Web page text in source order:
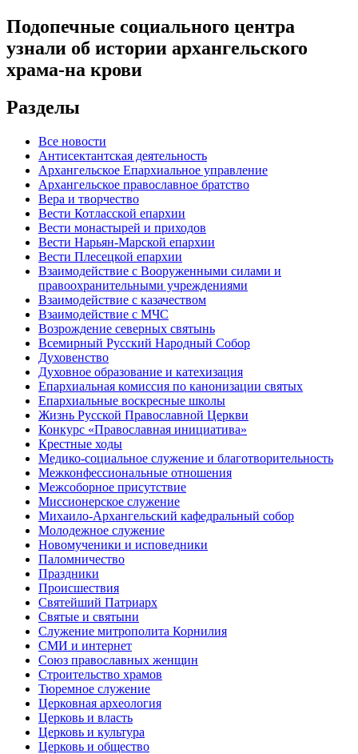
Подопечные социального центра
узнали об истории архангельского
храма-на крови
Разделы
Все новости
Антисектантская деятельность
Архангельское Епархиальное управление
Архангельское православное братство
Вера и творчество
Вести Котласской епархии
Вести монастырей и приходов
Вести Нарьян-Марской епархии
Вести Плесецкой епархии
Взаимодействие с Вооруженными силами и
правоохранительными учреждениями
Взаимодействие с казачеством
Взаимодействие с МЧС
Возрождение северных святынь
Всемирный Русский Народный Собор
Духовенство
Духовное образование и катехизация
Епархиальная комиссия по канонизации святых
Епархиальные воскресные школы
Жизнь Русской Православной Церкви
Конкурс «Православная инициатива»
Крестные ходы
Медико-социальное служение и благотворительность
Межконфессиональные отношения
Межсоборное присутствие
Миссионерское служение
Михаило-Архангельский кафедральный собор
Молодежное служение
Новомученики и исповедники
Паломничество
Праздники
Происшествия
Святейший Патриарх
Святые и святыни
Служение митрополита Корнилия
СМИ и интернет
Союз православных женщин
Строительство храмов
Тюремное служение
Церковная археология
Церковь и власть
Церковь и культура
Церковь и общество